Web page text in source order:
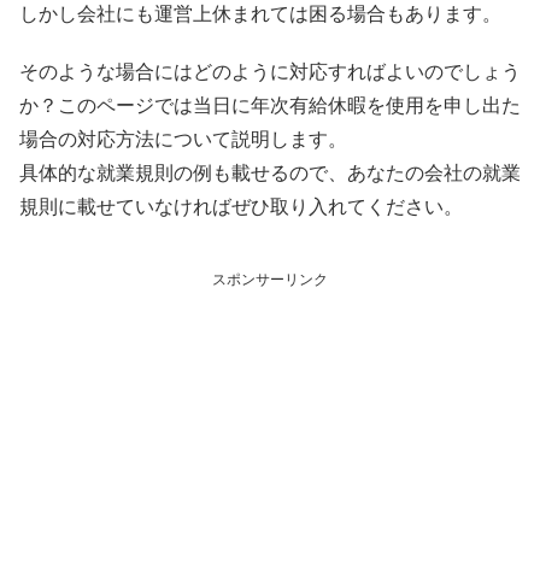
しかし会社にも運営上休まれては困る場合もあります。
そのような場合にはどのように対応すればよいのでしょう
か？このページでは当日に年次有給休暇を使用を申し出た
場合の対応方法について説明します。
具体的な就業規則の例も載せるので、あなたの会社の就業
規則に載せていなければぜひ取り入れてください。
スポンサーリンク